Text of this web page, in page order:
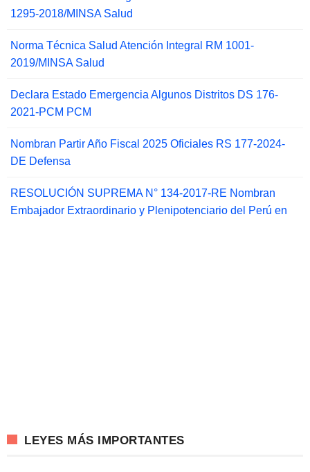
1295-2018/MINSA Salud
Norma Técnica Salud Atención Integral RM 1001-
2019/MINSA Salud
Declara Estado Emergencia Algunos Distritos DS 176-
2021-PCM PCM
Nombran Partir Año Fiscal 2025 Oficiales RS 177-2024-
DE Defensa
RESOLUCIÓN SUPREMA N° 134-2017-RE Nombran
Embajador Extraordinario y Plenipotenciario del Perú en
LEYES MÁS IMPORTANTES